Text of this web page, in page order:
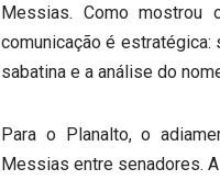
Messias. Como mostrou
comunicação é estratégica:
sabatina e a análise do
Para o Planalto, o
Messias entre senadores.